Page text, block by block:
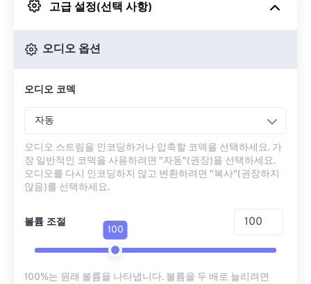
Google 드라이브에서
고급 설정(선택 사항)
오디오 옵션
오디오 코덱
자동
오디오 스트림을 인코딩하거나 압축할 코덱을 선택하세요. 가
장 일반적인 코덱을 사용하려면 "자동"(권장)을 선택하세요.
오디오를 다시 인코딩하지 않고 변환하려면 "복사"(권장하지
않음)를 선택하세요.
볼륨 조절
100
100%는 원래 볼륨을 나타냅니다. 볼륨을 두 배로 늘리려면